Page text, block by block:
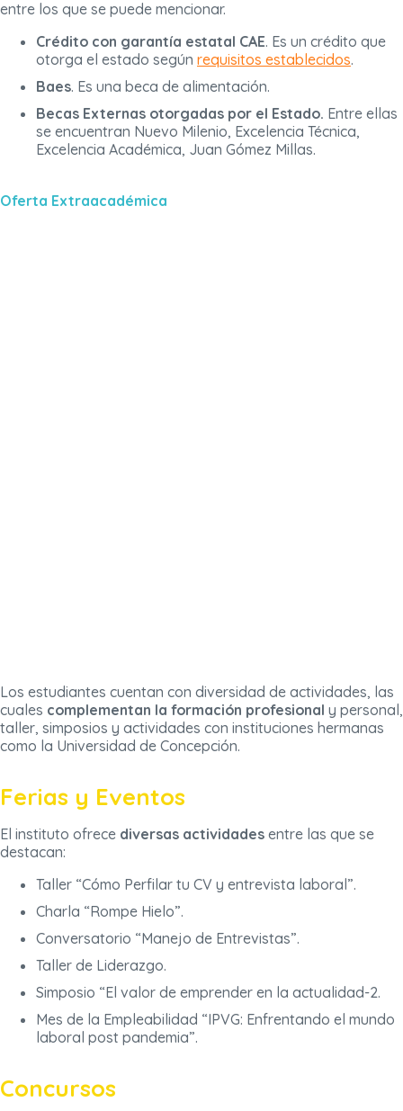
entre los que se puede mencionar.
Crédito con garantía estatal CAE. Es un crédito que
otorga el estado según requisitos establecidos.
Baes. Es una beca de alimentación.
Becas Externas otorgadas por el Estado. Entre ellas
se encuentran Nuevo Milenio, Excelencia Técnica,
Excelencia Académica, Juan Gómez Millas.
Oferta Extraacadémica
Los estudiantes cuentan con diversidad de actividades, las
cuales complementan la formación profesional y personal,
taller, simposios y actividades con instituciones hermanas
como la Universidad de Concepción.
Ferias y Eventos
El instituto ofrece diversas actividades entre las que se
destacan:
Taller “Cómo Perfilar tu CV y entrevista laboral”.
Charla “Rompe Hielo”.
Conversatorio “Manejo de Entrevistas”.
Taller de Liderazgo.
Simposio “El valor de emprender en la actualidad-2.
Mes de la Empleabilidad “IPVG: Enfrentando el mundo
laboral post pandemia”.
Concursos